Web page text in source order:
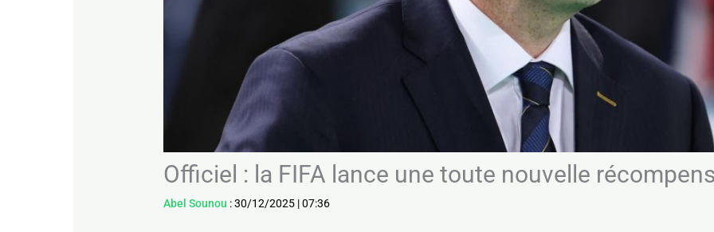
Officiel : la FIFA lance une toute nouvelle
Abel Sounou :30/12/2025 |07:36